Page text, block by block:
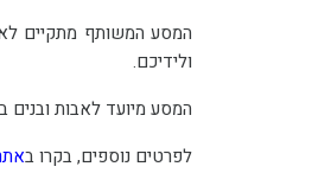
ולידיכם.
המסע מיועד לאבות ובנים
לפרטים נוספים, בקרו ב